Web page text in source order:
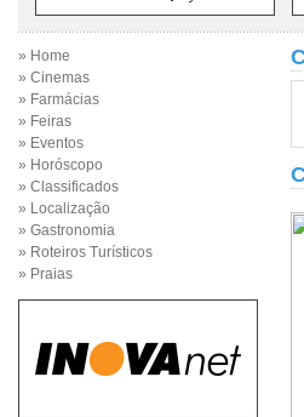
» Home
» Cinemas
» Farmácias
» Feiras
» Eventos
» Horóscopo
» Classificados
» Localização
» Gastronomia
» Roteiros Turísticos
» Praias